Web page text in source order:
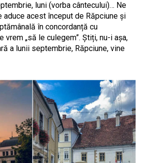
luni (vorba cântecului)… Ne
aduce acest început de Răpciune și
în concordanță cu
vrem „să le culegem”. Știți, nu-i așa,
a lunii septembrie, Răpciune, vine